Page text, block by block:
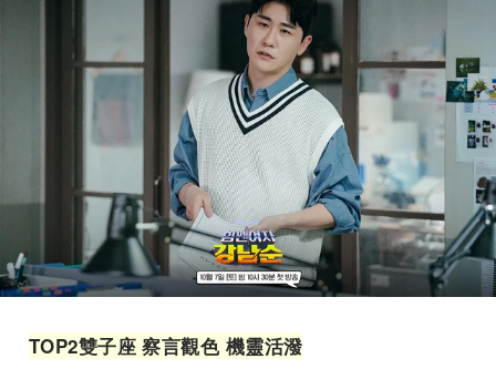
TOP2雙子座 察言觀色 機靈活潑